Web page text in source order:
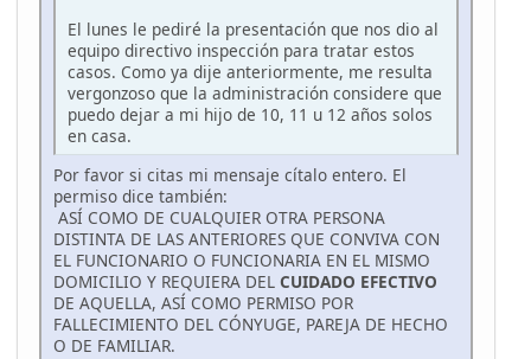
El lunes le pediré la presentación que nos dio al
equipo directivo inspección para tratar estos
casos. Como ya dije anteriormente, me resulta
vergonzoso que la administración considere que
puedo dejar a mi hijo de 10, 11 u 12 años solos
en casa.
Por favor si citas mi mensaje cítalo entero. El
permiso dice también:
ASÍ COMO DE CUALQUIER OTRA PERSONA
DISTINTA DE LAS ANTERIORES QUE CONVIVA CON
EL FUNCIONARIO O FUNCIONARIA EN EL MISMO
DOMICILIO Y REQUIERA DEL CUIDADO EFECTIVO
DE AQUELLA, ASÍ COMO PERMISO POR
FALLECIMIENTO DEL CÓNYUGE, PAREJA DE HECHO
O DE FAMILIAR.